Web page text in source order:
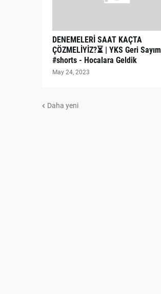
DENEMELERİ SAAT KAÇTA
ÇÖZMELİYİZ?⏳ | YKS Geri Sayım
#shorts - Hocalara Geldik
May 24, 2023
Daha yeni